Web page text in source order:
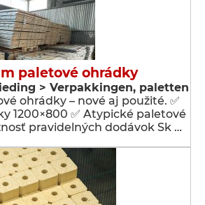
paletové ohrádky
> Verpakkingen, paletten
ohrádky – nové aj použité. ✅
1200×800 ✅ Atypické paletové
pravidelných dodávok Sk …